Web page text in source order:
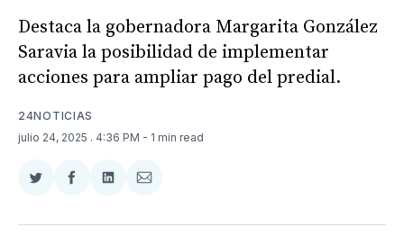
Destaca la gobernadora Margarita González
Saravia la posibilidad de implementar
acciones para ampliar pago del predial.
24NOTICIAS
julio 24, 2025 . 4:36 PM - 1 min read
Compartir
Twitter
Compartir
Facebook
Compartir
LinkedIn
Compartir
Email